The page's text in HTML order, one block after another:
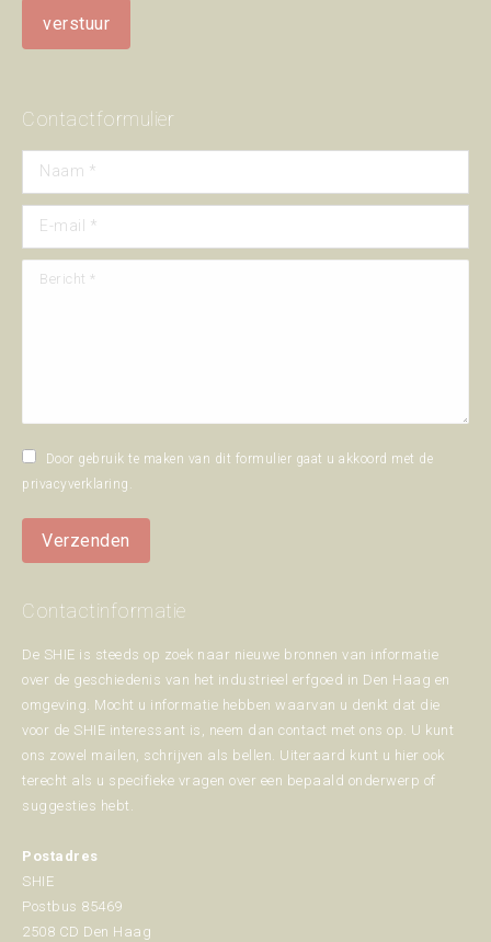
Contactformulier
Naam *
E-mail *
Bericht *
Door gebruik te maken van dit formulier gaat u akkoord met de
privacyverklaring
Verzenden
Contactinformatie
De SHIE is steeds op zoek naar nieuwe bronnen van informatie
over de geschiedenis van het industrieel erfgoed in Den Haag en
omgeving. Mocht u informatie hebben waarvan u denkt dat die
voor de SHIE interessant is, neem dan contact met ons op. U kunt
ons zowel mailen, schrijven als bellen. Uiteraard kunt u hier ook
terecht als u specifieke vragen over een bepaald onderwerp of
suggesties hebt.
Postadres
SHIE
Postbus 85469
2508 CD Den Haag